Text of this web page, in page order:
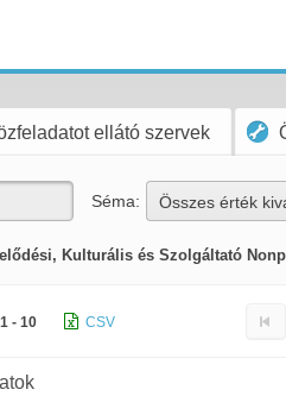
ellátó szervek
Séma: Összes érték
Kulturális és Szolgáltató
1 - 10 CSV